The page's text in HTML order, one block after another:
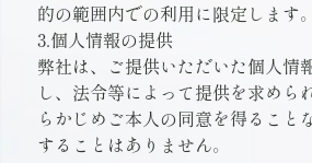
的の範囲内での利用に限定します。
3.個人情報の提供
弊社は、ご提供いただいた個人情
し、法令等によって提供を求めら
らかじめご本人の同意を得ること
することはありません。